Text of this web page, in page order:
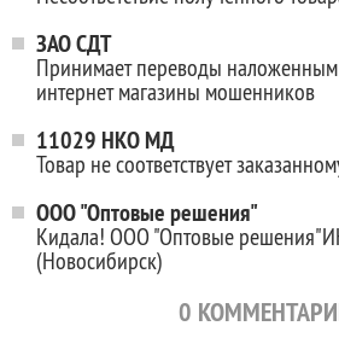
ЗАО СДТ
Принимает переводы
интернет магазины мошенников
11029 НКО МД
Товар не соответствует
ООО "Оптовые решения"
Кидала! ООО "Оптовые
(Новосибирск)
0